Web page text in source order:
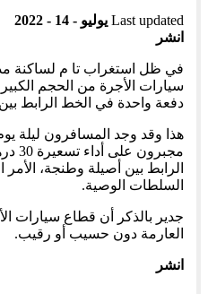
Last updated يوليو - 14 - 2022
انشر
في ظل استغراب تا م لساكنة
سيارات الأجرة من الحجم
دفعة واحدة في الخط الرابط
هذا وقد وجد المسافرون ليلة
الرابط بين أصيلة وطنجة،
السلطات الوصية.
جدير بالذكر أن قطاع سيارات
العارمة دون حسيب أو رقيب.
انشر